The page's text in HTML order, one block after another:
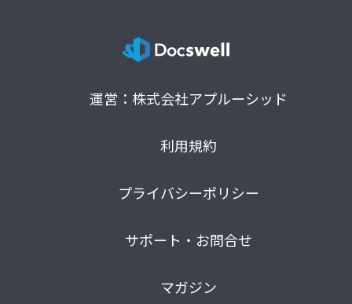
運営：株式会社アプルーシッド
利用規約
プライバシーポリシー
サポート・お問合せ
マガジン